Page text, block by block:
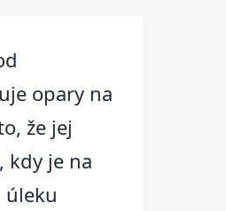
opary na
že jej
kdy je na
úleku